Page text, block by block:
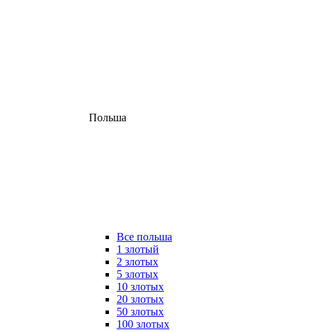
Польша
Все польша
1 злотый
2 злотых
5 злотых
10 злотых
20 злотых
50 злотых
100 злотых